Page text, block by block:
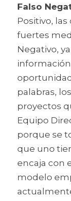
Falso
Positivo,
fuertes
Negativo,
palabras,
proyectos
Equipo
porque se
que uno
encaja con
modelo